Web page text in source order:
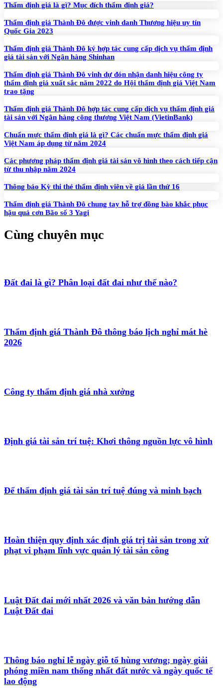
Thẩm định giá là gì? Mục đích thẩm định giá?
Thẩm định giá Thành Đô được vinh danh Thương hiệu uy tín
Quốc Gia 2023
Thẩm định giá Thành Đô ký hợp tác cung cấp dịch vụ thẩm định
giá tài sản với Ngân hàng Shinhan
Thẩm định giá Thành Đô vinh dự đón nhận danh hiệu công ty
thẩm định giá xuất sắc năm 2022 do Hội thẩm định giá Việt Nam
trao tặng
Thẩm định giá Thành Đô hợp tác cung cấp dịch vụ thẩm định giá
tài sản với Ngân hàng công thương Việt Nam (VietinBank)
Chuẩn mực thẩm định giá là gì? Các chuẩn mực thẩm định giá
Việt Nam áp dụng từ năm 2024
Các phương pháp thẩm định giá tài sản vô hình theo cách tiếp cận
từ thu nhập năm 2024
Thông báo Kỳ thi thẻ thẩm định viên về giá lần thứ 16
Thẩm định giá Thành Đô chung tay hỗ trợ đồng bào khắc phục
hậu quả cơn Bão số 3 Yagi
Cùng chuyên mục
Đất đai là gì? Phân loại đất đai như thế nào?
Thẩm định giá Thành Đô thông báo lịch nghỉ mát hè
2026
Công ty thẩm định giá nhà xưởng
Định giá tài sản trí tuệ: Khơi thông nguồn lực vô hình
Để thẩm định giá tài sản trí tuệ đúng và minh bạch
Hoàn thiện quy định xác định giá trị tài sản trong xử
phạt vi phạm lĩnh vực quản lý tài sản công
Luật Đất đai mới nhất 2026 và văn bản hướng dẫn
Luật Đất đai
Thông báo nghỉ lễ ngày giỗ tổ hùng vương; ngày giải
phóng miền nam thống nhất đất nước và ngày quốc tế
lao động